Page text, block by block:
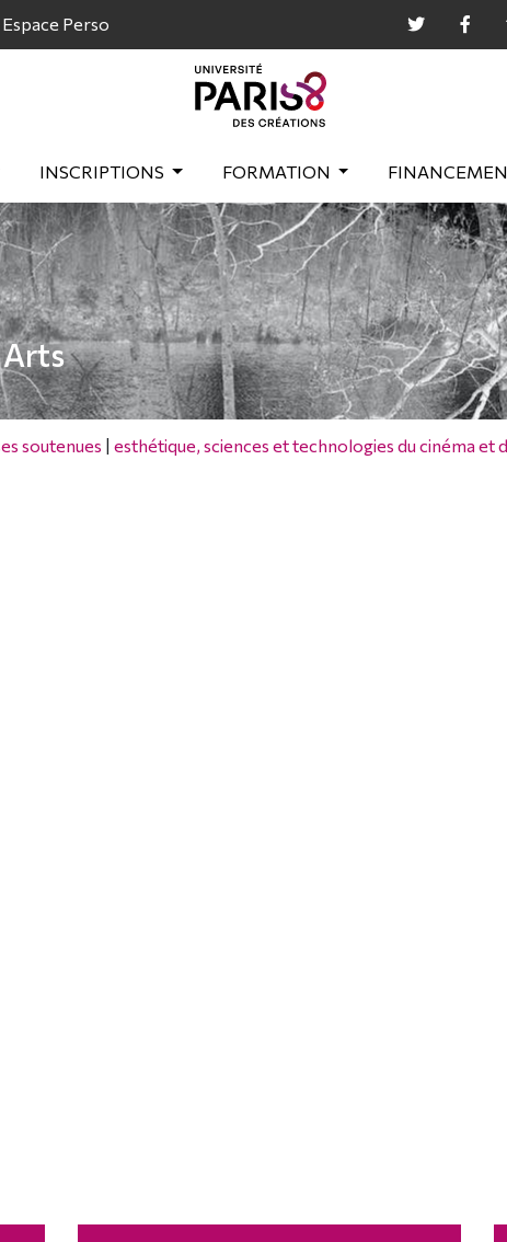
Espace Perso
INSCRIPTIONS FORMATION
Arts
soutenues | esthétique, sciences et technologies du cinéma et